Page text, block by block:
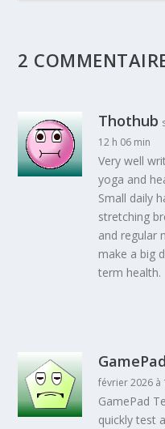
2
Thothub
12 h 06 min
Very well
yoga and
Small daily
stretching
and regular
make a big
term health.
février 2026 à
GamePad
quickly test